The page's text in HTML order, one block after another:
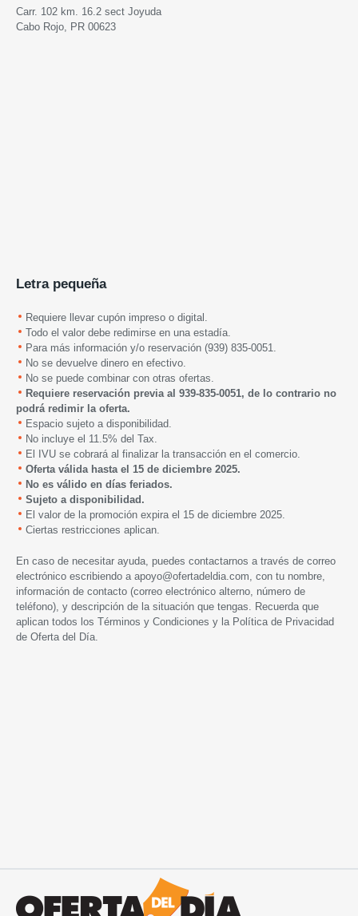
Carr. 102 km. 16.2 sect Joyuda
Cabo Rojo, PR 00623
Letra pequeña
Requiere llevar cupón impreso o digital.
Todo el valor debe redimirse en una estadía.
Para más información y/o reservación (939) 835-0051.
No se devuelve dinero en efectivo.
No se puede combinar con otras ofertas.
Requiere reservación previa al 939-835-0051, de lo contrario no
podrá redimir la oferta.
Espacio sujeto a disponibilidad.
No incluye el 11.5% del Tax.
El IVU se cobrará al finalizar la transacción en el comercio.
Oferta válida hasta el 15 de diciembre 2025.
No es válido en días feriados.
Sujeto a disponibilidad.
El valor de la promoción expira el 15 de diciembre 2025.
Ciertas restricciones aplican.
En caso de necesitar ayuda, puedes contactarnos a través de correo
electrónico escribiendo a apoyo@ofertadeldia.com , con tu nombre,
información de contacto (correo electrónico alterno, número de
teléfono), y descripción de la situación que tengas. Recuerda que
aplican todos los Términos y Condiciones y la Política de Privacidad
de Oferta del Día.